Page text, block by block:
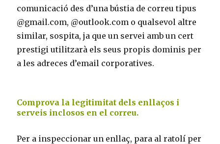
comunicació des d’una bústia de correu tipus
@gmail.com, @outlook.com o qualsevol altre
similar, sospita, ja que un servei amb un cert
prestigi utilitzarà els seus propis dominis per
a les adreces d’email corporatives.
Comprova la legitimitat dels enllaços i
serveis inclosos en el correu.
Per a inspeccionar un enllaç, para al ratolí per